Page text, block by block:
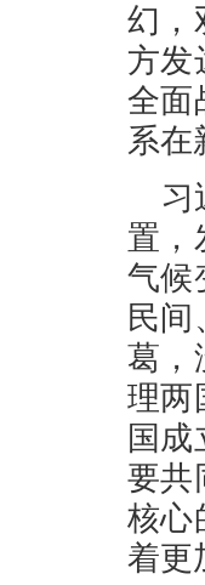
幻，
方发
全面
系在
习
置，
气候
民
葛，
理两
国
要共
核心
着更